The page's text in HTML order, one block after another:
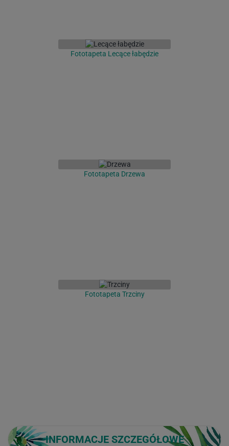
Fototapeta Lecące łabędzie
Fototapeta Drzewa
Fototapeta Trzciny
INFORMACJE SZCZEGÓŁOWE